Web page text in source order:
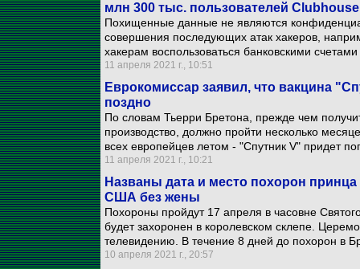
млн 300 тыс. пользователей Clubhouse
Похищенные данные не являются
совершения последующих атак хакеров,
хакерам воспользоваться банковскими
11 апреля 2021 г., 10:51
Еврокомиссар заявил, что вакцина
поздно
По словам Тьерри Бретона, прежде чем
производство, должно пройти несколько
всех европейцев летом - "Спутник V" придет
11 апреля 2021 г., 10:21
Названы дата и место похорон
США без жены
Похороны пройдут 17 апреля в часовне
будет захоронен в королевском склепе.
телевидению. В течение 8 дней до похорон в
10 апреля 2021 г., 20:57